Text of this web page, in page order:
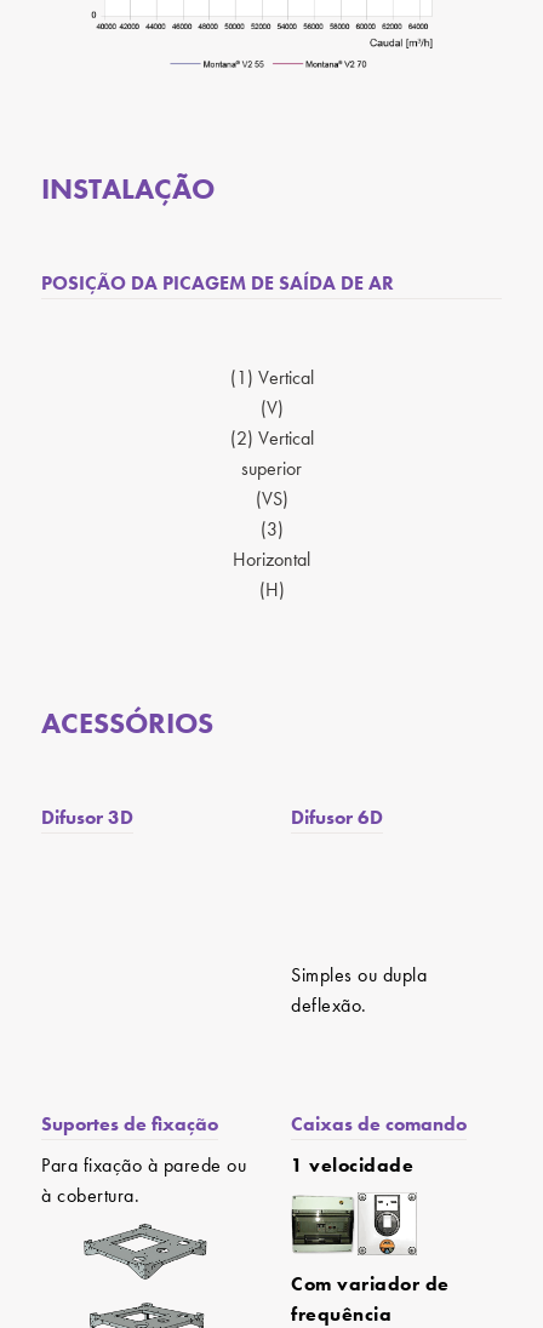
INSTALAÇÃO
POSIÇÃO DA PICAGEM DE SAÍDA DE AR
(1) Vertical
(V)
(2) Vertical
superior
(VS)
(3)
Horizontal
(H)
ACESSÓRIOS
Difusor 3D Difusor 6D
Simples ou dupla
deflexão.
Suportes de fixação
Para fixação à parede ou
à cobertura.
Caixas de comando
1 velocidade
Com variador de
frequência